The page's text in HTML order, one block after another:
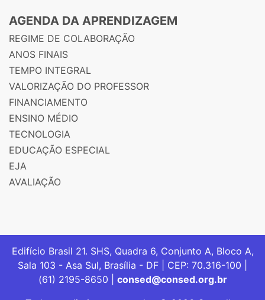
AGENDA DA APRENDIZAGEM
REGIME DE COLABORAÇÃO
ANOS FINAIS
TEMPO INTEGRAL
VALORIZAÇÃO DO PROFESSOR
FINANCIAMENTO
ENSINO MÉDIO
TECNOLOGIA
EDUCAÇÃO ESPECIAL
EJA
AVALIAÇÃO
Edifício Brasil 21. SHS, Quadra 6, Conjunto A, Bloco A,
Sala 103 - Asa Sul, Brasília - DF | CEP: 70.316-100 |
(61) 2195-8650 | consed@consed.org.br